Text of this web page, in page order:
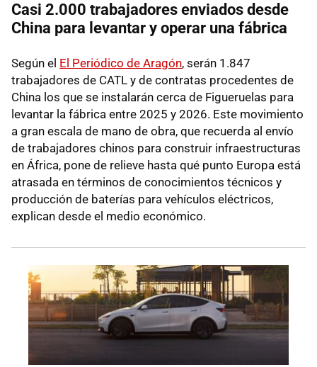
Casi 2.000 trabajadores enviados desde
China para levantar y operar una fábrica
Según el El Periódico de Aragón, serán 1.847
trabajadores de CATL y de contratas procedentes de
China los que se instalarán cerca de Figueruelas para
levantar la fábrica entre 2025 y 2026. Este movimiento
a gran escala de mano de obra, que recuerda al envío
de trabajadores chinos para construir infraestructuras
en África, pone de relieve hasta qué punto Europa está
atrasada en términos de conocimientos técnicos y
producción de baterías para vehículos eléctricos,
explican desde el medio económico.